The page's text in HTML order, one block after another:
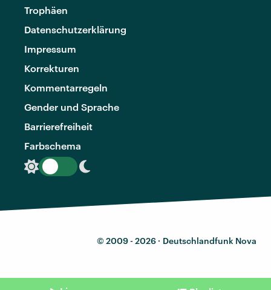
Trophäen
Datenschutzerklärung
Impressum
Korrekturen
Kommentarregeln
Gender und Sprache
Barrierefreiheit
Farbschema
© 2009 - 2026 · Deutschlandfunk Nova